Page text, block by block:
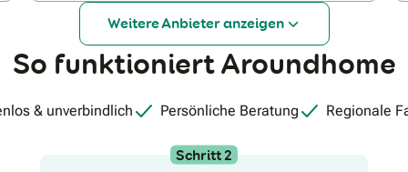
TK Home Solutions: • Bewährte Qualität seit 1957 •
Kostenlose Treppenliftberatung inkl. Zuschuss-Check
• Eigene Produktion in der EU • Maßanfertigung für
jede Treppe • Platzsparendes Einrohrschienensystem •
Erfinder der Schwenk- und Nivellierungstechnologie
Treppenlift • MAX Home®:Vorausschauende Wartung
für Treppenlifte • Telefonischer Kundenservice 24/7
Möglichkeiten für Treppenlift-Zuschüsse. Auch sind
wir Ihnen gern bei einem Antrag auf einen Pflegegrad
Weitere Anbieter anzeigen
So funktioniert Aroundhome
& unverbindlich Persönliche Beratung Regionale
Schritt 2